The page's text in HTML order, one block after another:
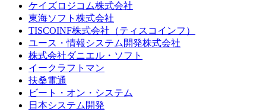
ケイズロジコム株式会社
東海ソフト株式会社
TISCOINF株式会社（ティスコインフ）
ユース・情報システム開発株式会社
株式会社ダニエル・ソフト
イークラフトマン
扶桑電通
ビート・オン・システム
日本システム開発